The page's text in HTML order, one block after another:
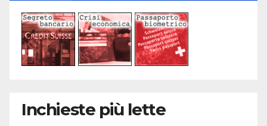
Inchieste più lette